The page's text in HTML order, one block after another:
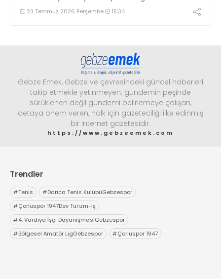
mücadele ve sporun birleştirici gücü ile düzenlenen
gösteri maçı renkli görüntülere sahne oldu
23 Temmuz 2026 Perşembe 15:34
Gebze Emek, Gebze ve çevresindeki güncel haberleri
takip etmekle yetinmeyen; gündemin peşinde
sürüklenen değil gündemi belirlemeye çalışan,
detaya önem veren, halk için gazeteciliği ilke edinmiş
bir internet gazetesidir.
https://www.gebzeemek.com
Trendler
#Tenis #Darıca Tenis KulübüGebzespor
#Çorluspor 1947Dev Turizm-İş
#4. Vardiya İşçi DayanışmasıGebzespor
#Bölgesel Amatör LigGebzespor #Çorluspor 1947